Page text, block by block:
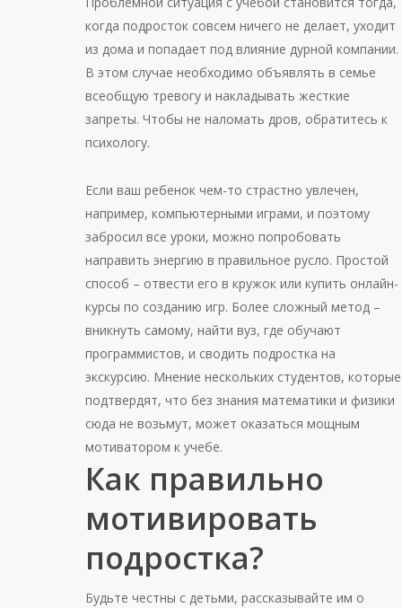
когда подросток совсем ничего не делает, уходит
из дома и попадает под влияние дурной компании.
В этом случае необходимо объявлять в семье
всеобщую тревогу и накладывать жесткие
запреты. Чтобы не наломать дров, обратитесь к
психологу.
Если ваш ребенок чем-то страстно увлечен,
например, компьютерными играми, и поэтому
забросил все уроки, можно попробовать
направить энергию в правильное русло. Простой
способ – отвести его в кружок или купить онлайн-
курсы по созданию игр. Более сложный метод –
вникнуть самому, найти вуз, где обучают
программистов, и сводить подростка на
экскурсию. Мнение нескольких студентов, которые
подтвердят, что без знания математики и физики
сюда не возьмут, может оказаться мощным
мотиватором к учебе.
Как правильно
мотивировать
подростка?
Будьте честны с детьми, рассказывайте им о